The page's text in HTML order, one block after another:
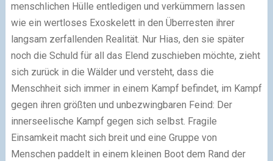
menschlichen Hülle entledigen und verkümmern lassen
wie ein wertloses Exoskelett in den Überresten ihrer
langsam zerfallenden Realität. Nur Hias, den sie später
noch die Schuld für all das Elend zuschieben möchte, zieht
sich zurück in die Wälder und versteht, dass die
Menschheit sich immer in einem Kampf befindet, im Kampf
gegen ihren größten und unbezwingbaren Feind: Der
innerseelische Kampf gegen sich selbst. Fragile
Einsamkeit macht sich breit und eine Gruppe von
Menschen paddelt in einem kleinen Boot dem Rand der